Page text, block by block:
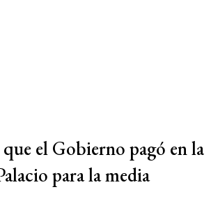
el Gobierno pagó en la
para la media